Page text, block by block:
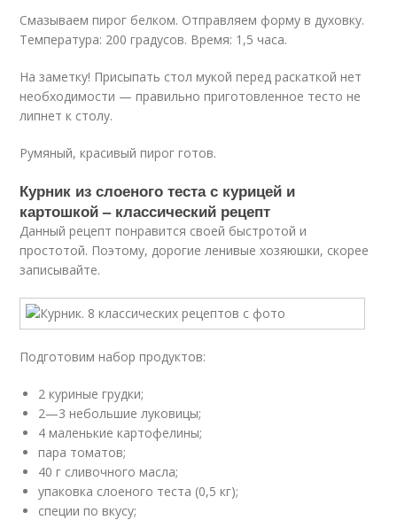
Смазываем пирог белком. Отправляем форму в духовку.
Температура: 200 градусов. Время: 1,5 часа.
На заметку! Присыпать стол мукой перед раскаткой нет
необходимости — правильно приготовленное тесто не
липнет к столу.
Румяный, красивый пирог готов.
Курник из слоеного теста с курицей и
картошкой – классический рецепт
Данный рецепт понравится своей быстротой и
простотой. Поэтому, дорогие ленивые хозяюшки, скорее
записывайте.
Подготовим набор продуктов:
2 куриные грудки;
2—3 небольшие луковицы;
4 маленькие картофелины;
пара томатов;
40 г сливочного масла;
упаковка слоеного теста (0,5 кг);
специи по вкусу;